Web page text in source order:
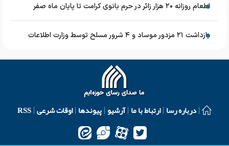
اطعام روزانه ۲۰ هزار زائر در حرم بانوی کرامت تا پایان ماه صفر
بازداشت ۲۱ مزدور موساد و ۴ شرور مسلح توسط وزارت اطلاعات
درباره رسا ارتباط با ما آرشیو پیوندها اوقات شرعی RSS